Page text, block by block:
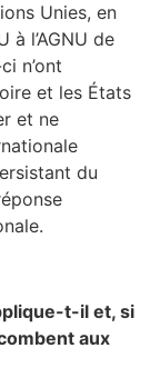
Unies, en
l’AGNU de
n’ont
et les États
et ne
du
t-il et, si
aux